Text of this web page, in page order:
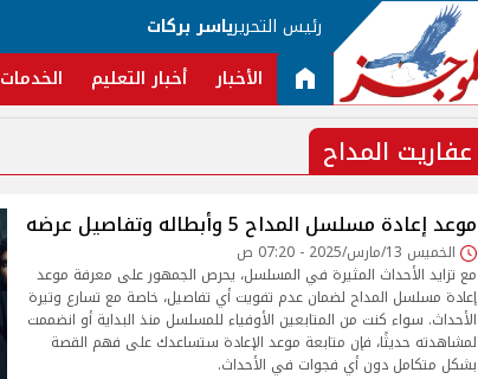
رئيس التحريرياسر بركات
الأخبار أخبار التعليم الخدمات
عفاريت المداح
موعد إعادة مسلسل المداح 5 وأبطاله وتفاصيل عرضه
الخميس 13/مارس/2025 - 07:20 ص
مع تزايد الأحداث المثيرة في المسلسل، يحرص الجمهور على معرفة موعد
إعادة مسلسل المداح لضمان عدم تفويت أي تفاصيل، خاصة مع تسارع وتيرة
الأحداث. سواء كنت من المتابعين الأوفياء للمسلسل منذ البداية أو انضممت
لمشاهدته حديثًا، فإن متابعة موعد الإعادة ستساعدك على فهم القصة
بشكل متكامل دون أي فجوات في الأحداث.